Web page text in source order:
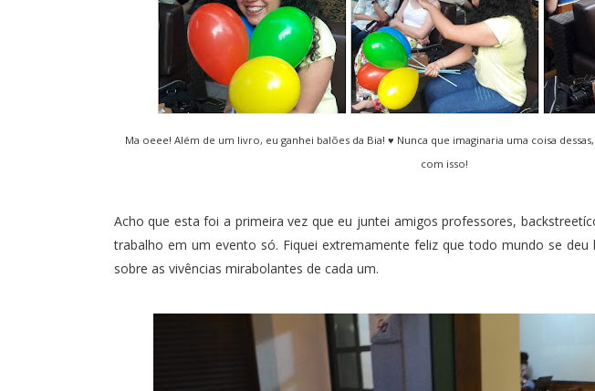
Ma oeee! Além de um livro, eu ganhei balões da Bia! ♥ Nunca que imaginaria uma coisa
com isso!
Acho que esta foi a primeira vez que eu juntei amigos professores,
trabalho em um evento só. Fiquei extremamente feliz que todo mundo se
sobre as vivências mirabolantes de cada um.